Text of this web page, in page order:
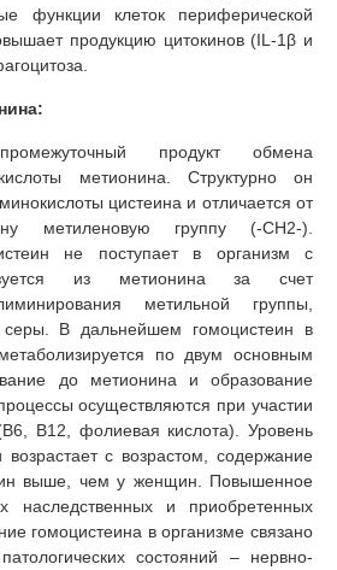
функции клеток периферической
продукцию цитокинов (IL-1β и
продукт обмена
метионина. Структурно он
цистеина и отличается от
метиленовую группу (-CH2-).
не поступает в организм с
из метионина за счет
метильной группы,
В дальнейшем гомоцистеин в
по двум основным
до метионина и образование
осуществляются при участии
В12, фолиевая кислота). Уровень
возрастает с возрастом, содержание
выше, чем у женщин. Повышенное
наследственных и приобретенных
гомоцистеина в организме связано
состояний – нервно-